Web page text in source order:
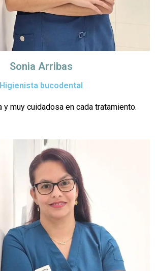
Sonia Arribas
Higienista bucodental
y muy cuidadosa en cada tratamiento.